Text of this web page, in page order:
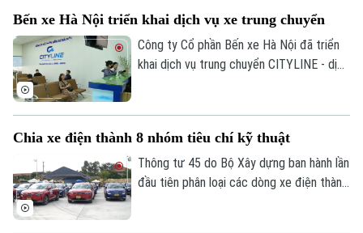
Golf
Sao
Điện ảnh
Âm nhạc
Đã phát sóng
Bến xe Hà Nội triển khai dịch vụ xe trung chuyển
Công ty Cổ phần Bến xe Hà Nội đã triển
khai dịch vụ trung chuyển CITYLINE - dịch
hiện đại, xây dựng hệ sinh thái phục vụ
hành khách ngày càng hoàn thiện.
Chia xe điện thành 8 nhóm tiêu chí kỹ thuật
Thông tư 45 do Bộ Xây dựng ban hành lần
đầu tiên phân loại các dòng xe điện thành